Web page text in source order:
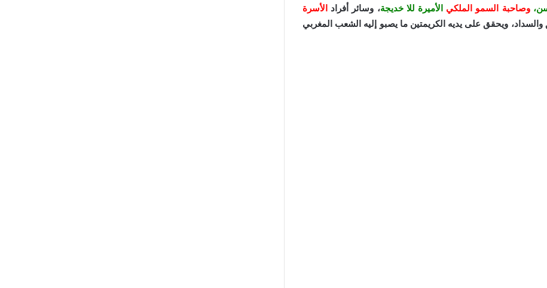
وصاحبة السمو الملكي الأميرة للا خديجة، وسائر أفراد الأسرة
والسداد، ويحقق على يديه الكريمتين ما يصبو إليه الشعب المغربي